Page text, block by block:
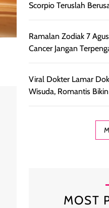
Scorpio Teruslah
Ramalan Zodiak 7
Cancer Jangan
Viral Dokter Lamar
Wisuda, Romantis
MOST